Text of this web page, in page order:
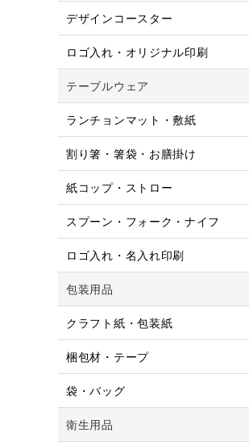
デザインコースター
ロゴ入れ・オリジナル印刷
テーブルウェア
ランチョンマット・敷紙
割り箸・箸袋・お膳掛け
紙コップ・ストロー
スプーン・フォーク・ナイフ
ロゴ入れ・名入れ印刷
包装用品
クラフト紙・包装紙
梱包材・テープ
袋・バッグ
衛生用品